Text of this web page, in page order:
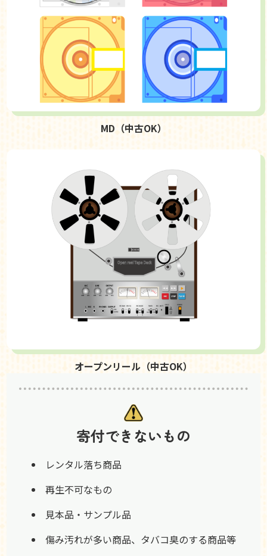
MD（中古OK）
オープンリール（中古OK）
寄付できないもの
レンタル落ち商品
再生不可なもの
見本品・サンプル品
傷み汚れが多い商品、タバコ臭のする商品等